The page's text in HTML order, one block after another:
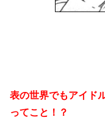
表の世界でもアイド
ってこと！？